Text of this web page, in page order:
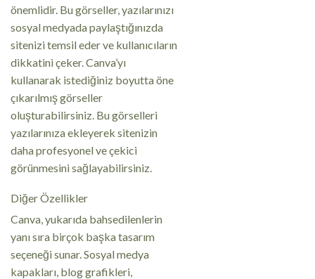
önemlidir. Bu görseller, yazılarınızı
sosyal medyada paylaştığınızda
sitenizi temsil eder ve kullanıcıların
dikkatini çeker. Canva’yı
kullanarak istediğiniz boyutta öne
çıkarılmış görseller
oluşturabilirsiniz. Bu görselleri
yazılarınıza ekleyerek sitenizin
daha profesyonel ve çekici
görünmesini sağlayabilirsiniz.
Diğer Özellikler
Canva, yukarıda bahsedilenlerin
yanı sıra birçok başka tasarım
seçeneği sunar. Sosyal medya
kapakları, blog grafikleri,